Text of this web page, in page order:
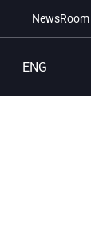
NewsRoom
ENG